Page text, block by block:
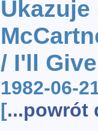
/ I'll
1982-06-
[...powrót